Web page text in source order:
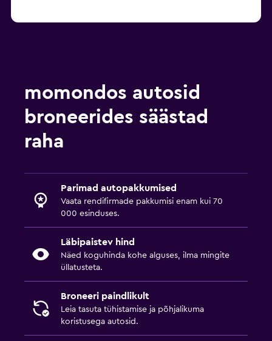
momondos autosid
broneerides säästad
raha
Parimad autopakkumised
Vaata rendifirmade pakkumisi enam kui 70
000 esinduses.
Läbipaistev hind
Näed koguhinda kohe alguses, ilma mingite
üllatusteta.
Broneeri paindlikult
Leia tasuta tühistamise ja põhjalikuma
koristusega autosid.